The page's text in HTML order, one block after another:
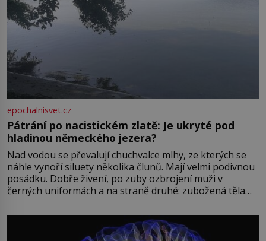
epochalnisvet.cz
Pátrání po nacistickém zlatě: Je ukryté pod
hladinou německého jezera?
Nad vodou se převalují chuchvalce mlhy, ze kterých se
náhle vynoří siluety několika člunů. Mají velmi podivnou
posádku. Dobře živení, po zuby ozbrojení muži v
černých uniformách a na straně druhé: zubožená těla
přízračná scéna znamená? Je jaro roku 1945, druhá
světová válka se chýlí ke konci. Jezero Stolpsee